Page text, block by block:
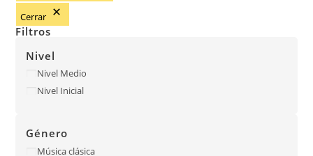
Cerrar
Filtros
Nivel
Nivel Medio
Nivel Inicial
Género
Música clásica